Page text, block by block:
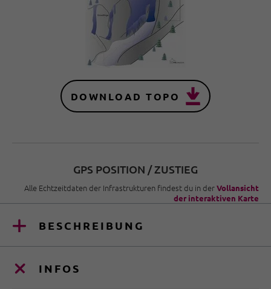
DOWNLOAD TOPO
GPS POSITION / ZUSTIEG
Alle Echtzeitdaten der Infrastrukturen findest du in derVollansicht
der interaktiven Karte
BESCHREIBUNG
INFOS